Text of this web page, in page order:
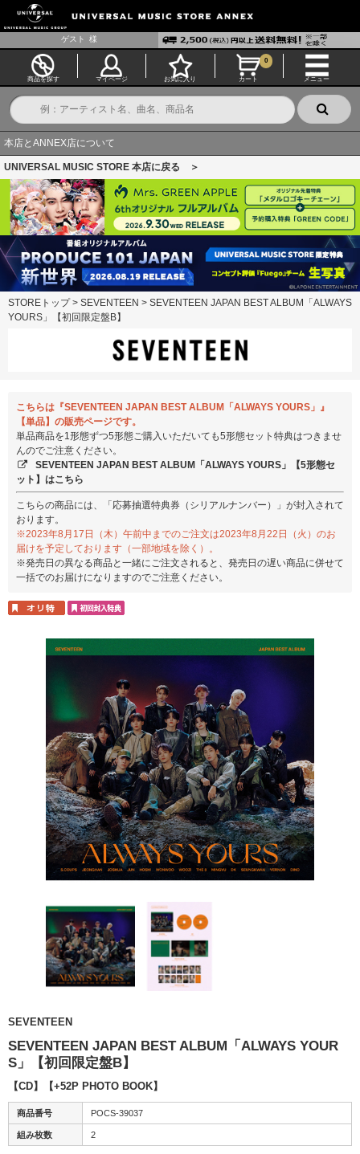
ゲスト 様
商品を探す マイページ お気に入り カート
0
メニュー
本店とANNEX店について
UNIVERSAL MUSIC STORE 本店に戻る ＞
STOREトップ> SEVENTEEN > SEVENTEEN JAPAN BEST ALBUM「ALWAYS
YOURS」【初回限定盤B】
こちらは『SEVENTEEN JAPAN BEST ALBUM「ALWAYS YOURS」』
【単品】の販売ページです。
単品商品を1形態ずつ5形態ご購入いただいても5形態セット特典はつきませ
んのでご注意ください。
SEVENTEEN JAPAN BEST ALBUM「ALWAYS YOURS」【5形態セ
ット】はこちら
こちらの商品には、「応募抽選特典券（シリアルナンバー）」が封入されて
おります。
※2023年8月17日（木）午前中までのご注文は2023年8月22日（火）のお
届けを予定しております（一部地域を除く）。
※発売日の異なる商品と一緒にご注文されると、発売日の遅い商品に併せて
一括でのお届けになりますのでご注意ください。
SEVENTEEN
SEVENTEEN JAPAN BEST ALBUM「ALWAYS YOUR
S」【初回限定盤B】
【CD】【+52P PHOTO BOOK】
商品番号 POCS-39037
組み枚数 2